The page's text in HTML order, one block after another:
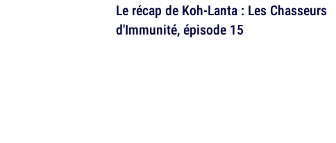
Le récap de Koh-Lanta : Les Chasseurs
d'Immunité, épisode 15